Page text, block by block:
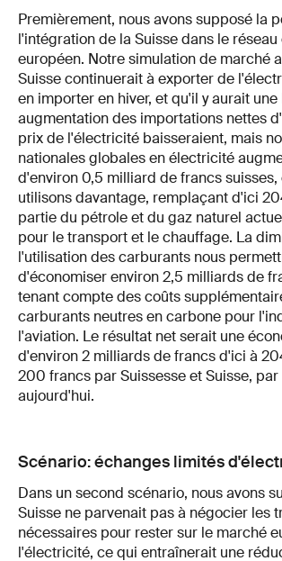
Premièrement, nous avons supposé la
l'intégration de la Suisse dans le
européen. Notre simulation de marché
Suisse continuerait à exporter de
en importer en hiver, et qu'il y aurait
augmentation des importations nettes
prix de l'électricité baisseraient, mais
nationales globales en électricité
d'environ 0,5 milliard de francs suisses,
utilisons davantage, remplaçant d'ici
partie du pétrole et du gaz naturel
pour le transport et le chauffage. La
l'utilisation des carburants nous
d'économiser environ 2,5 milliards de
tenant compte des coûts
carburants neutres en carbone pour
l'aviation. Le résultat net serait une
d'environ 2 milliards de francs d'ici à
200 francs par Suissesse et Suisse,
aujourd'hui.
Scénario: échanges limités
Dans un second scénario, nous avons
Suisse ne parvenait pas à négocier les
nécessaires pour rester sur le marché
l'électricité, ce qui entraînerait une